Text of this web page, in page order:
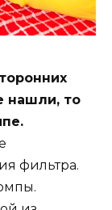
нашли, то
фильтра.